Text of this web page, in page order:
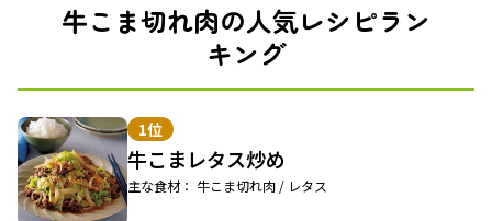
牛こま切れ肉の人気レシピラン
キング
1位
牛こまレタス炒め
主な食材： 牛こま切れ肉 / レタス